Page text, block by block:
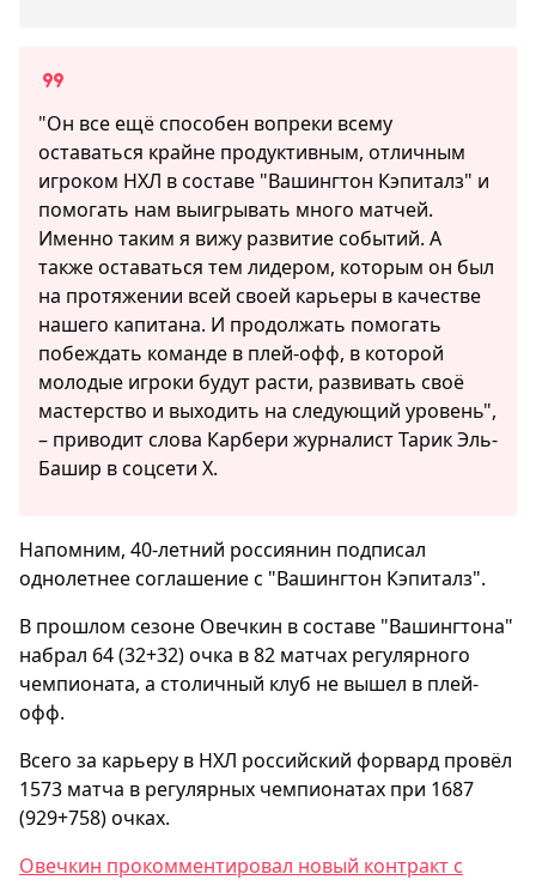
"Он все ещё способен вопреки всему
оставаться крайне продуктивным, отличным
игроком НХЛ в составе "Вашингтон Кэпиталз" и
помогать нам выигрывать много матчей.
Именно таким я вижу развитие событий. А
также оставаться тем лидером, которым он был
на протяжении всей своей карьеры в качестве
нашего капитана. И продолжать помогать
побеждать команде в плей-офф, в которой
молодые игроки будут расти, развивать своё
мастерство и выходить на следующий уровень",
– приводит слова Карбери журналист Тарик Эль-
Башир в соцсети X.
Напомним, 40-летний россиянин подписал
однолетнее соглашение c "Вашингтон Кэпиталз".
В прошлом сезоне Овечкин в составе "Вашингтона"
набрал 64 (32+32) очка в 82 матчах регулярного
чемпионата, а столичный клуб не вышел в плей-
офф.
Всего за карьеру в НХЛ российский форвард провёл
1573 матча в регулярных чемпионатах при 1687
(929+758) очках.
Овечкин прокомментировал новый контракт с